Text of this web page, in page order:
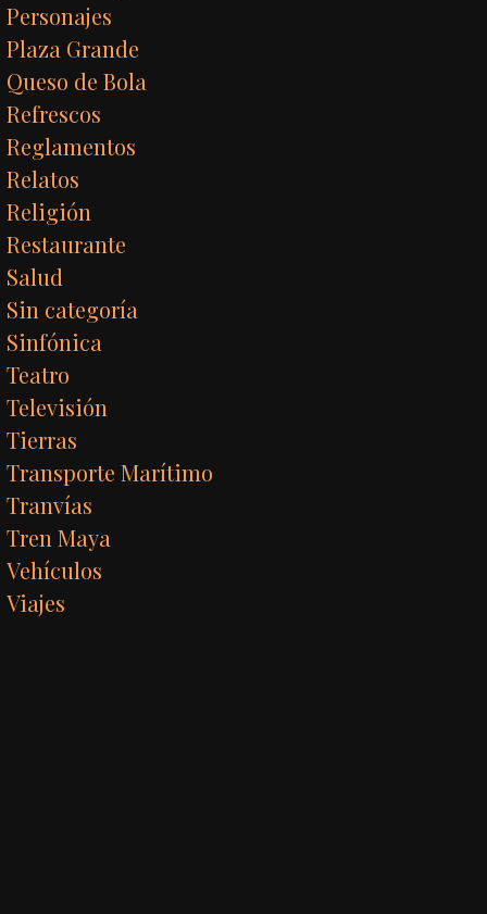
Personajes
Plaza Grande
Queso de Bola
Refrescos
Reglamentos
Relatos
Religión
Restaurante
Salud
Sin categoría
Sinfónica
Teatro
Televisión
Tierras
Transporte Marítimo
Tranvías
Tren Maya
Vehículos
Viajes